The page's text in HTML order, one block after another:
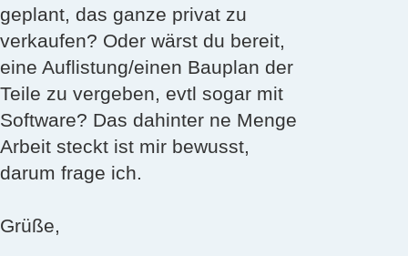
geplant, das ganze privat zu
verkaufen? Oder wärst du bereit,
eine Auflistung/einen Bauplan der
Teile zu vergeben, evtl sogar mit
Software? Das dahinter ne Menge
Arbeit steckt ist mir bewusst,
darum frage ich.
Grüße,